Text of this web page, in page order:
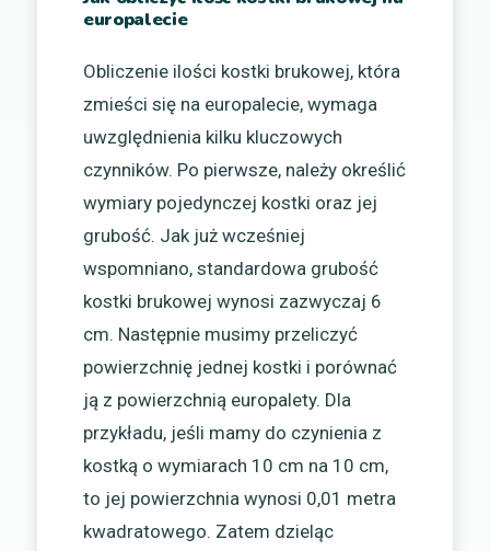
europalecie
Obliczenie ilości kostki brukowej, która
zmieści się na europalecie, wymaga
uwzględnienia kilku kluczowych
czynników. Po pierwsze, należy określić
wymiary pojedynczej kostki oraz jej
grubość. Jak już wcześniej
wspomniano, standardowa grubość
kostki brukowej wynosi zazwyczaj 6
cm. Następnie musimy przeliczyć
powierzchnię jednej kostki i porównać
ją z powierzchnią europalety. Dla
przykładu, jeśli mamy do czynienia z
kostką o wymiarach 10 cm na 10 cm,
to jej powierzchnia wynosi 0,01 metra
kwadratowego. Zatem dzieląc